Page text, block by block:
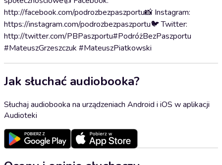
http://facebook.com/podrozbezpaszportu📸 Instagram:
https://instagram.com/podrozbezpaszportu🐦 Twitter:
http://twitter.com/PBPaszportu#PodróżBezPaszportu
#MateuszGrzeszczuk #MateuszPiatkowski
Jak słuchać audiobooka?
Słuchaj audiobooka na urządzeniach Android i iOS w aplikacji
Audioteki